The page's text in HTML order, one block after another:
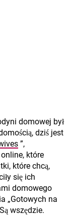
domowej był
dziś jest
”,
które
które chcą,
się ich
domowego
„Gotowych na
wszędzie.